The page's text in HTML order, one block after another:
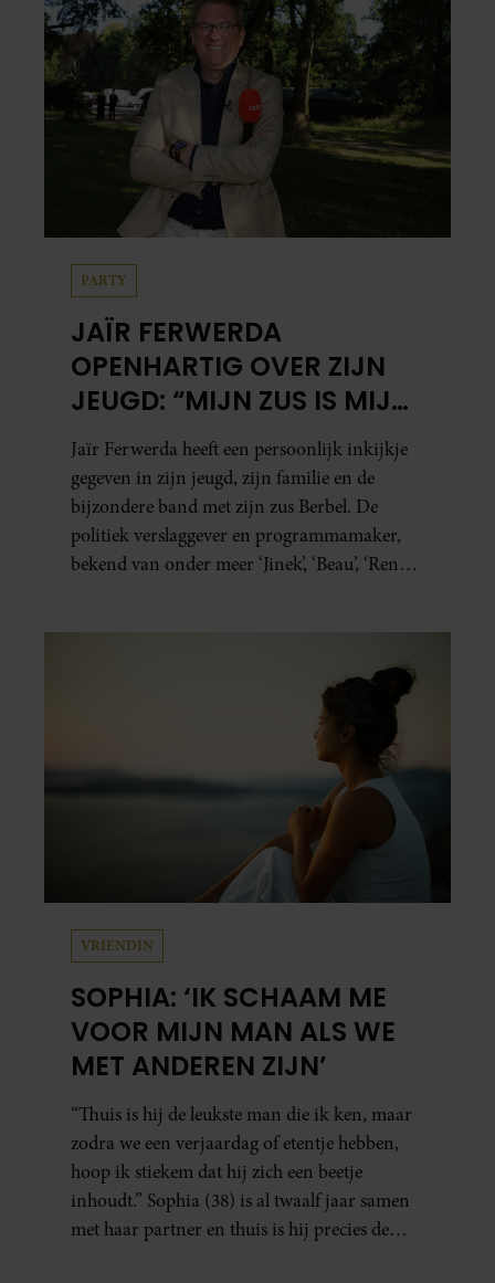
PARTY
JAÏR FERWERDA
OPENHARTIG OVER ZIJN
JEUGD: “MIJN ZUS IS MIJN
MORELE KOMPAS”
Jaïr Ferwerda heeft een persoonlijk inkijkje
gegeven in zijn jeugd, zijn familie en de
bijzondere band met zijn zus Berbel. De
politiek verslaggever en programmamaker,
bekend van onder meer ‘Jinek’, ‘Beau’, ‘Renze’,
VRIENDIN
SOPHIA: ‘IK SCHAAM ME
VOOR MIJN MAN ALS WE
MET ANDEREN ZIJN’
“Thuis is hij de leukste man die ik ken, maar
zodra we een verjaardag of etentje hebben,
hoop ik stiekem dat hij zich een beetje
inhoudt.” Sophia (38) is al twaalf jaar samen
met haar partner en thuis is hij precies de